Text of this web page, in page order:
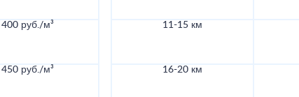
400 руб./м³
450 руб./м³
11-15 км
16-20 км